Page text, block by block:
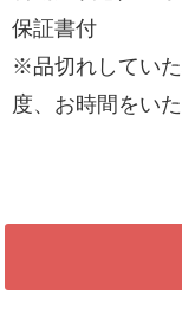
保証書付
※品切れしてい
度、お時間をい